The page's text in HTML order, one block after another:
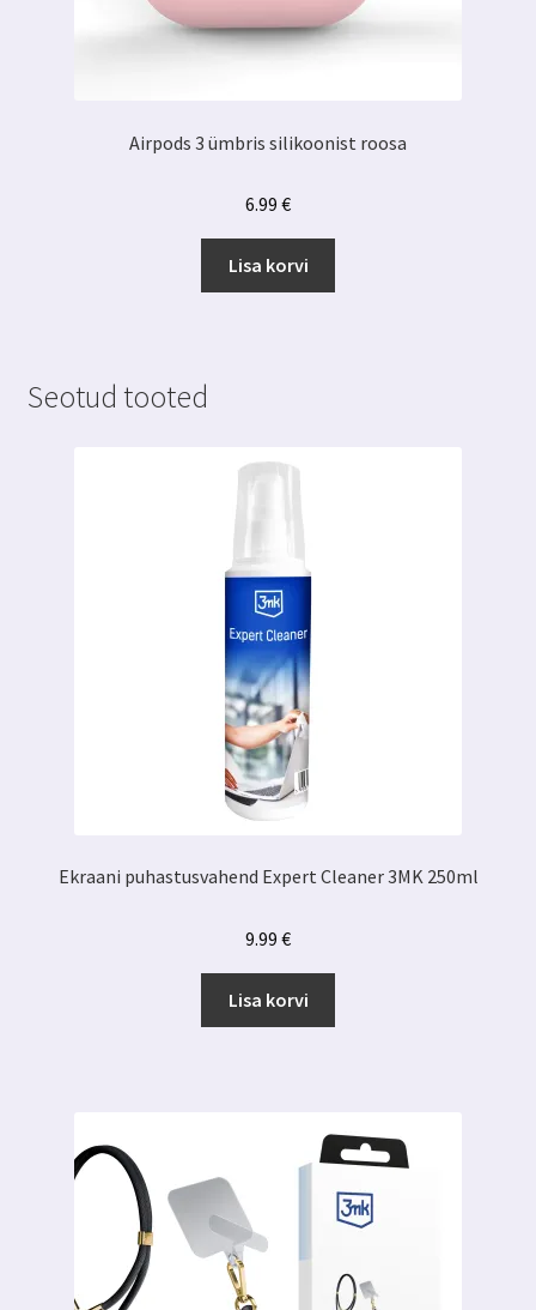
Airpods 3 ümbris silikoonist roosa
6.99 €
Lisa korvi
Seotud tooted
Ekraani puhastusvahend Expert Cleaner 3MK 250ml
9.99 €
Lisa korvi